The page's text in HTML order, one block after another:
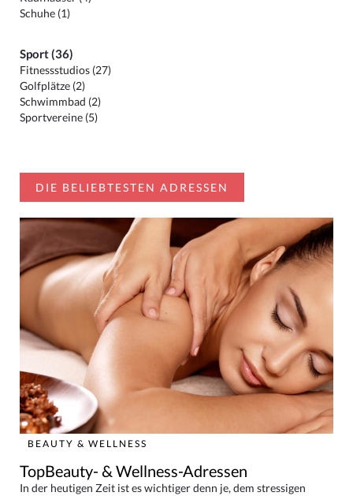
Schuhe (1)
Sport (36)
Fitnessstudios (27)
Golfplätze (2)
Schwimmbad (2)
Sportvereine (5)
DIE BELIEBTESTEN ADRESSEN
BEAUTY & WELLNESS
TopBeauty- & Wellness-Adressen
In der heutigen Zeit ist es wichtiger denn je, dem stressigen